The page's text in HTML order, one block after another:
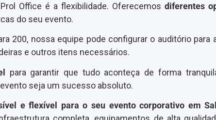
Office é a flexibilidade. Oferecemosdiferentes
do seu evento.
200, nossa equipe pode configurar o auditório para
e outros itens necessários.
para garantir que tudo aconteça de forma
seja um sucesso absoluto.
e flexível para o seu evento corporativo em